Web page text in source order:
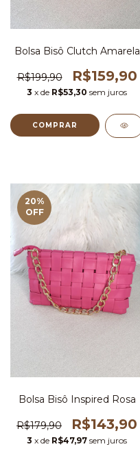
Bolsa Bisô Clutch Amarela
R$199,90 R$159,90
3 x de R$53,30 sem juros
COMPRAR
20%
OFF
Bolsa Bisô Inspired Rosa
R$179,90 R$143,90
3 x de R$47,97 sem juros